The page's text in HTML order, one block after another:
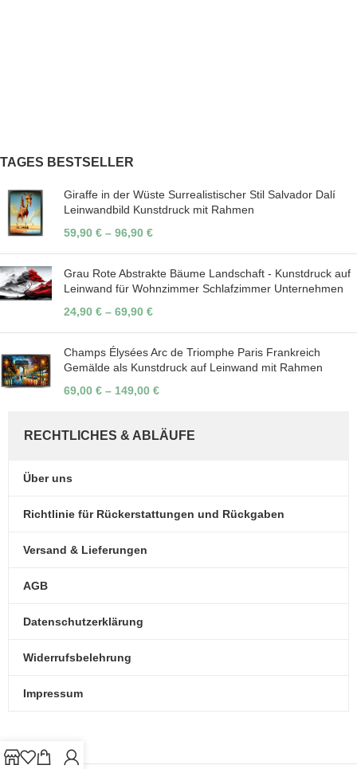
TAGES BESTSELLER
Giraffe in der Wüste Surrealistischer Stil Salvador Dalí
Leinwandbild Kunstdruck mit Rahmen
59,90 € – 96,90 €
Grau Rote Abstrakte Bäume Landschaft - Kunstdruck auf
Leinwand für Wohnzimmer Schlafzimmer Unternehmen
24,90 € – 69,90 €
Champs Élysées Arc de Triomphe Paris Frankreich
Gemälde als Kunstdruck auf Leinwand mit Rahmen
69,00 € – 149,00 €
RECHTLICHES & ABLÄUFE
Über uns
Richtlinie für Rückerstattungen und Rückgaben
Versand & Lieferungen
AGB
Datenschutzerklärung
Widerrufsbelehrung
Impressum